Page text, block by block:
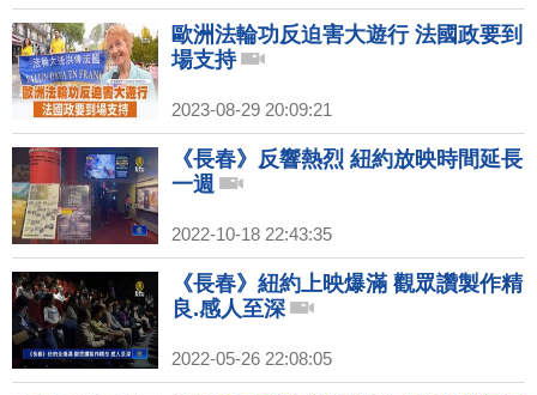
歐洲法輪功反迫害大遊行 法國政要到
場支持
2023-08-29 20:09:21
《長春》反響熱烈 紐約放映時間延長
一週
2022-10-18 22:43:35
《長春》紐約上映爆滿 觀眾讚製作精
良.感人至深
2022-05-26 22:08:05